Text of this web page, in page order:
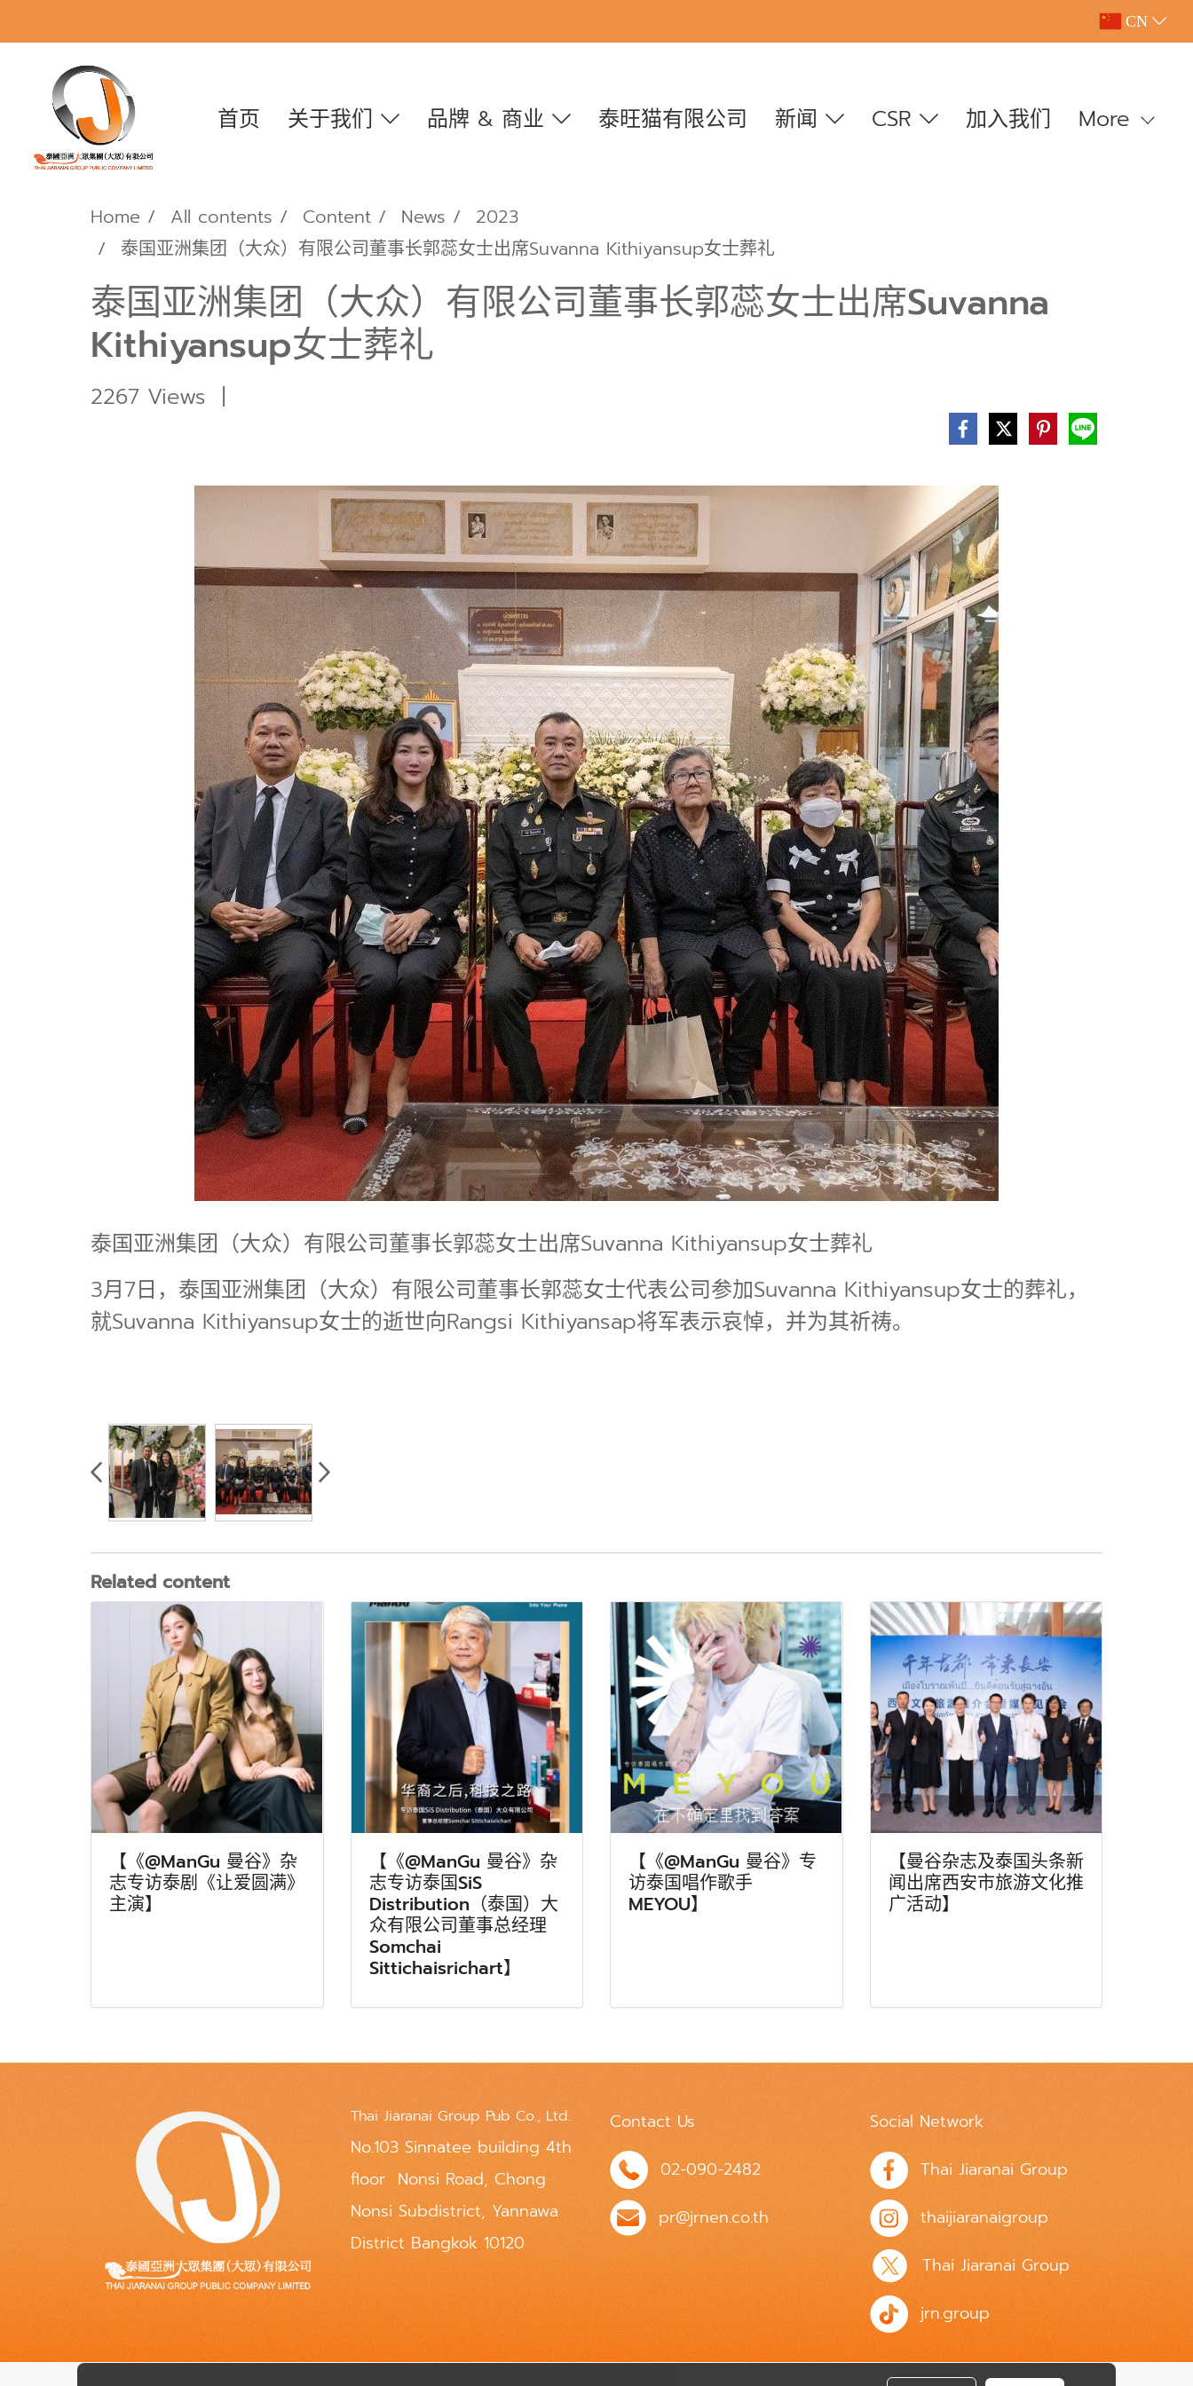
CN
首页 关于我们 品牌 & 商业 泰旺猫有限公司 新闻 CSR 加入我们 More
Home All contents Content News
2023
泰国亚洲集团（大众）有限公司董事长郭蕊女士出席Suvanna Kithiyansup女士葬礼
泰国亚洲集团（大众）有限公司董事长郭蕊女士出席Suvanna
Kithiyansup女士葬礼
2267 Views |
泰国亚洲集团（大众）有限公司董事长郭蕊女士出席Suvanna Kithiyansup女士葬礼
3月7日，泰国亚洲集团（大众）有限公司董事长郭蕊女士代表公司参加Suvanna Kithiyansup女士的葬礼，
就Suvanna Kithiyansup女士的逝世向Rangsi Kithiyansap将军表示哀悼，并为其祈祷。
Related content
【《@ManGu 曼谷》杂
志专访泰剧《让爱圆满》
主演】
【《@ManGu 曼谷》杂
志专访泰国SiS
Distribution（泰国）大
众有限公司董事总经理
Somchai
Sittichaisrichart】
【《@ManGu 曼谷》专
访泰国唱作歌手
MEYOU】
【曼谷杂志及泰国头条新
闻出席西安市旅游文化推
广活动】
Thai Jiaranai Group Pub Co., Ltd.
No.103 Sinnatee building 4th
floor Nonsi Road, Chong
Nonsi Subdistrict, Yannawa
District Bangkok 10120
Contact Us
02-090-2482
pr@jrnen.co.th
Social Network
Thai Jiaranai Group
thaijiaranaigroup
Thai Jiaranai Group
jrn.group